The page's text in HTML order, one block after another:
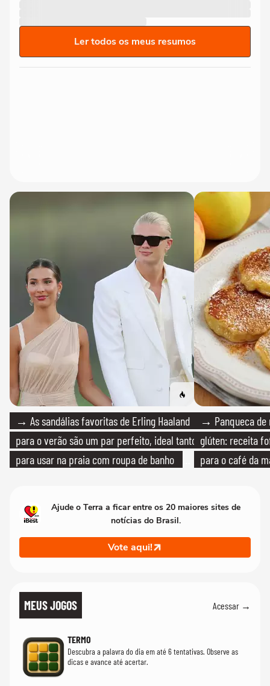
Ler todos os meus resumos
→ As sandálias favoritas de Erling Haaland
para o verão são um par perfeito, ideal tanto
para usar na praia com roupa de banho
→ Panqueca de
glúten: receita
para o café da
Ajude o Terra a ficar entre os 20 maiores sites de
notícias do Brasil.
Vote aqui!
MEUS JOGOS Acessar →
TERMO
Descubra a palavra do dia em até 6 tentativas. Observe as
dicas e avance até acertar.